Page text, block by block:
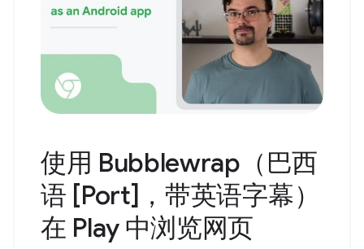
使用 Bubblewrap（巴西
语 [Port]，带英语字幕）
在 Play 中浏览网页